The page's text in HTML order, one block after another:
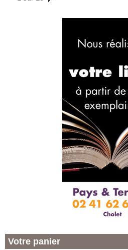
Votre panier